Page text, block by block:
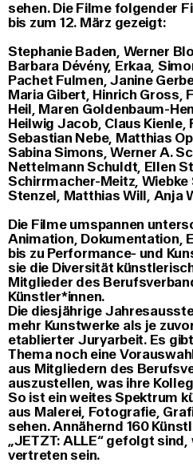
sehen. Die Filme folgender
bis zum 12. März gezeigt:
Stephanie Baden, Werner
Barbara Dévény, Erkaa,
Pachet Fulmen, Janine
Maria Gibert, Hinrich Gross,
Heil, Maren Goldenbaum-
Heilwig Jacob, Claus Kienle,
Sebastian Nebe, Matthias
Sabina Simons, Werner A.
Nettelmann Schuldt, Ellen
Schirrmacher-Meitz,
Stenzel, Matthias Will, Anja
Die Filme umspannen
Animation, Dokumentation,
bis zu Performance- und
sie die Diversität
Mitglieder des
Künstler*innen.
Die diesjährige
mehr Kunstwerke als je
etablierter Juryarbeit. Es
Thema noch eine
aus Mitgliedern des
auszustellen, was ihre
So ist ein weites Spektrum
aus Malerei, Fotografie,
sehen. Annähernd 160
„JETZT: ALLE“ gefolgt
vertreten sein.